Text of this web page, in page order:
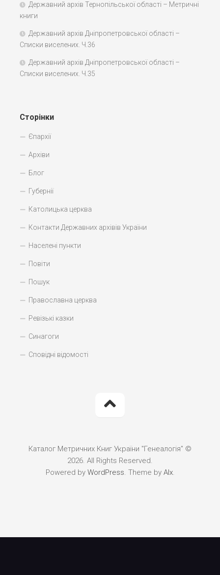
Державний архів Тернопільської області – Метричні
книги
Державний архів Дніпропетровської області –
Списки виселених. Ч.36
Державний архів Дніпропетровської області –
Списки виселених. Ч.35
Сторінки
Єпархії
Архіви
Блог
Губернії
Католицька церква
Контакти Державних архівів України
Населені пункти
Повіти
Пошук
Православна церква
Ревізькі казки
Синагоги
Сповідні відомості
Каталог Метричних Книг України "Генеалогія" ©
2026. All Rights Reserved.
Powered by WordPress. Theme by Alx.